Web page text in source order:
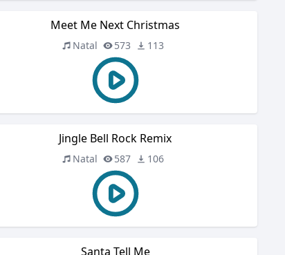
Meet Me Next Christmas
Natal 573 113
Jingle Bell Rock Remix
Natal 587 106
Santa Tell Me